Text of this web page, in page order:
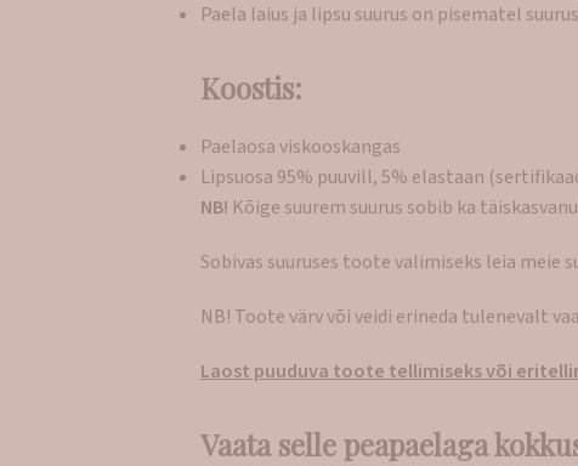
Paela laius ja lipsu suurus on pisematel
Koostis:
Paelaosa viskooskangas
Lipsuosa 95% puuvill, 5% elastaan
NB! Kõige suurem suurus sobib ka
Sobivas suuruses toote valimiseks leia meie
NB! Toote värv või veidi erineda tulenevalt
Laost puuduva toote tellimiseks või
Vaata selle peapaelaga